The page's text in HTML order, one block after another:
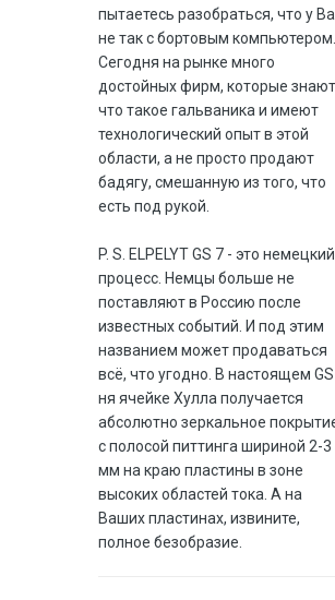
пытаетесь разобраться, что у
не так с бортовым компьютером.
Сегодня на рынке много
достойных фирм, которые
что такое гальваника и имеют
технологический опыт в этой
области, а не просто продают
бадягу, смешанную из того, что
есть под рукой.
P. S. ELPELYT GS 7 - это немецкий
процесс. Немцы больше не
поставляют в Россию после
известных событий. И под этим
названием может продаваться
всё, что угодно. В настоящем
ня ячейке Хулла получается
абсолютно зеркальное
с полосой питтинга шириной 2-3
мм на краю пластины в зоне
высоких областей тока. А на
Ваших пластинах, извините,
полное безобразие.